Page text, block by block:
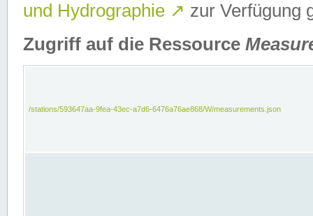
und Hydrographie ↗ zur Verfügung
Zugriff auf die Ressource
/stations/593647aa-9fea-43ec-a7d6-6476a76ae868/W/measurements.json